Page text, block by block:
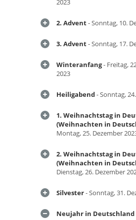
2023
2. Advent- Sonntag, 10.
3. Advent- Sonntag, 17.
Winteranfang- Freitag,
2023
Heiligabend- Sonntag,
1. Weihnachtstag in
(Weihnachten in
Montag, 25. Dezember
2. Weihnachtstag in
(Weihnachten in
Dienstag, 26. Dezember
Silvester- Sonntag, 31.
Neujahr in Deutschland